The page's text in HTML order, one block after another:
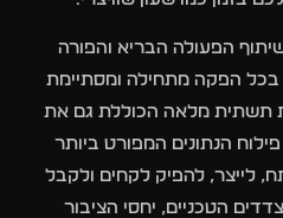
הפעולה הבריא והפורה
בכל הפקה מתחילה ומסתיימת
תשתית מלאה הכוללת גם את
הנתונים המפורט ביותר
לייצר, להפיק לקחים ולקבל
הטכניים, יחסי הציבור